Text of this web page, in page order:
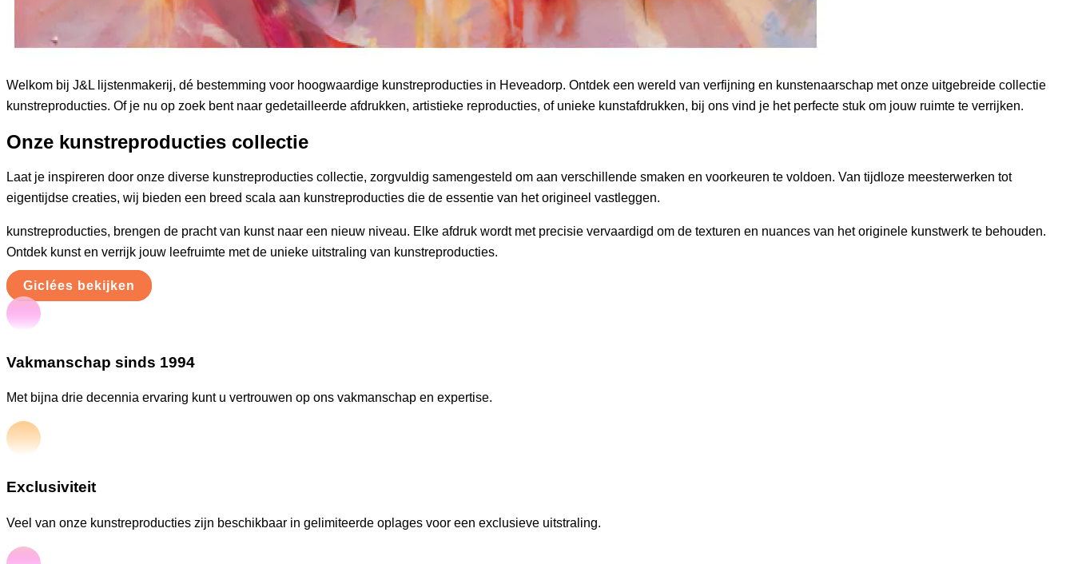
Welkom bij J&L lijstenmakerij, dé bestemming voor hoogwaardige kunstreproducties in Heveadorp. Ontdek een wereld van verfijning en kunstenaarschap met onze uitgebreide collectie
kunstreproducties. Of je nu op zoek bent naar gedetailleerde afdrukken, artistieke reproducties, of unieke kunstafdrukken, bij ons vind je het perfecte stuk om jouw ruimte te verrijken.
Onze kunstreproducties collectie
Laat je inspireren door onze diverse kunstreproducties collectie, zorgvuldig samengesteld om aan verschillende smaken en voorkeuren te voldoen. Van tijdloze meesterwerken tot
eigentijdse creaties, wij bieden een breed scala aan kunstreproducties die de essentie van het origineel vastleggen.
kunstreproducties, brengen de pracht van kunst naar een nieuw niveau. Elke afdruk wordt met precisie vervaardigd om de texturen en nuances van het originele kunstwerk te behouden.
Ontdek kunst en verrijk jouw leefruimte met de unieke uitstraling van kunstreproducties.
Giclées bekijken
Vakmanschap sinds 1994
Met bijna drie decennia ervaring kunt u vertrouwen op ons vakmanschap en expertise.
Exclusiviteit
Veel van onze kunstreproducties zijn beschikbaar in gelimiteerde oplages voor een exclusieve uitstraling.